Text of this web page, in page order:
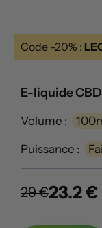
Code -20% :
E-liquide
Volume :
Puissance :
29 €23.2 €